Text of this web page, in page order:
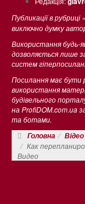
Публикації в рубриці «
виключно думку
Використання будь-
дозволяється лише
систем
Посилання має бути
використання
будівельного
на ProfiDOM.com.ua
та ботами.
Головна
Відео
Как
Видео